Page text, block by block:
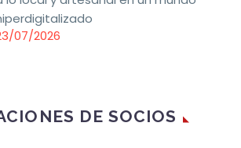
07/2026
DE SOCIOS